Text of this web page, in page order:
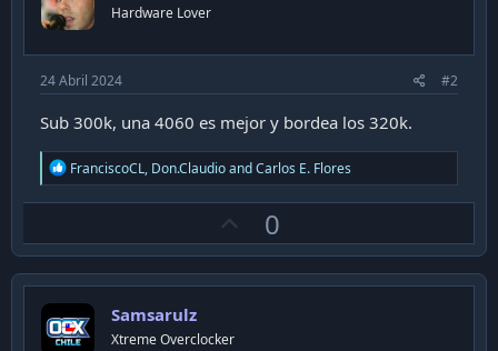
Hardware Lover
24 Abril 2024 #2
Sub 300k, una 4060 es mejor y bordea los 320k.
R
e
a
i
o
n
s
:
FranciscoCL, Don.ClaudioandCarlos E. Flores
p
v
0
Samsarulz
Xtreme Overclocker